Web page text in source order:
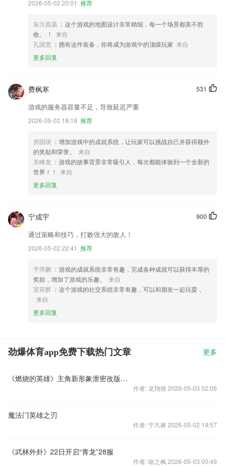
2026-05-02 20:01 推荐
东方昌菡 ：这个游戏的地图设计非常精细，每一个场景都美不胜
收。 ！
来自
孔国宽 ：拥有这件装备，你将成为游戏中的顶级玩家 来自
更多回复
531
费枫寒
游戏的服务器容量不足，导致延迟严重
2026-05-02 18:18 推荐
房国琰 ：增加游戏中的成就系统，让玩家可以挑战自己并获得额外
的奖励和荣誉。
来自
关峰龙 ：游戏的故事背景非常吸引人，每次都能体验到一个全新的
世界！！
来自
更多回复
900
宁成宇
通过策略和技巧，打败强大的敌人！
2026-05-02 22:41 推荐
于萍鹏 ：游戏的成就系统非常有趣，完成各种成就可以获得丰厚的
奖励，增加了游戏的乐趣。
来自
宣荷辉 ：这个游戏的社交系统非常有趣，可以和朋友一起玩耍，
来自
更多回复
劲爆体育app免费下载热门文章 更多
《燃烧的英雄》主角新形象泄密改版还是新时装
作者: 龙翔德 2026-05-03 02:06
魔法门英雄之刃
作者: 宁凡睿 2026-05-02 19:57
《武林外卦》22日开启“青龙”28服
作者: 喻之枫 2026-05-03 00:49